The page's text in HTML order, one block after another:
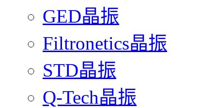
GED晶振
Filtronetics晶振
STD晶振
Q-Tech晶振